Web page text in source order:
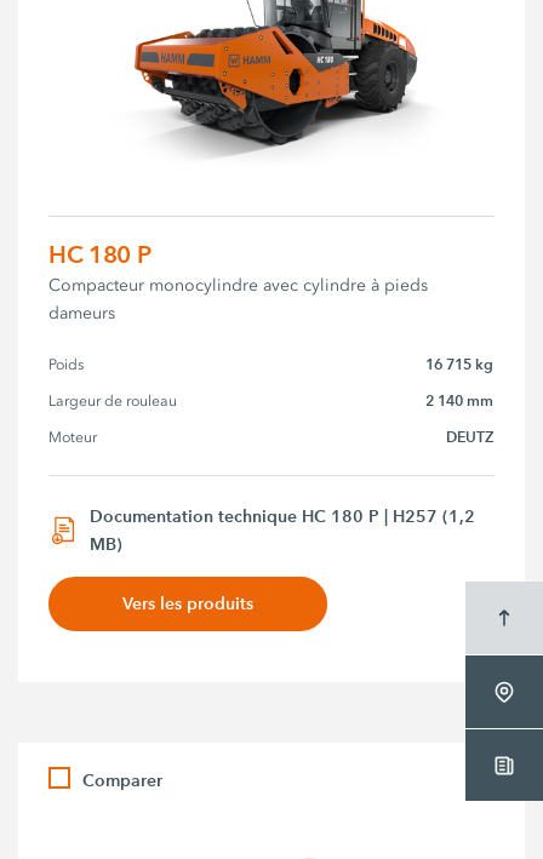
HC 180 P
Compacteur monocylindre avec cylindre à pieds
dameurs
Poids 16 715 kg
Largeur de rouleau 2 140 mm
Moteur DEUTZ
Documentation technique HC 180 P | H257 (1,2
MB)
Vers les produits
Comparer